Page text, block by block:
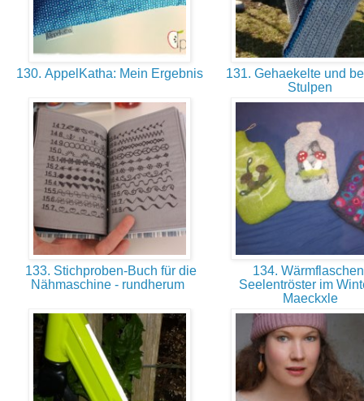
130. AppelKatha: Mein Ergebnis
131. Gehaekelte und
Stulpen
133. Stichproben-Buch für die
Nähmaschine - rundherum
134.
Seelentröster im
Maeckxle